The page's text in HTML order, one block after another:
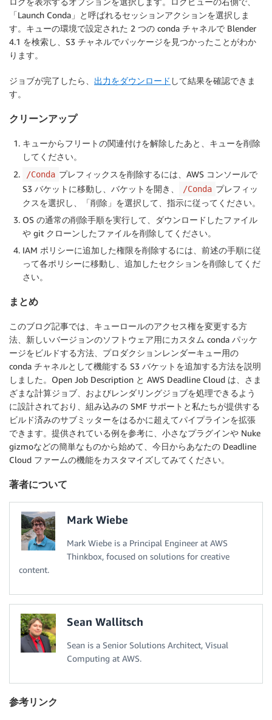
「Launch Conda」と呼ばれるセッションアクションを選択しま
す。キューの環境で設定された 2 つの conda チャネルで Blender
4.1 を検索し、S3 チャネルでパッケージを見つかったことがわか
ります。
ジョブが完了したら、 出力をダウンロード して結果を確認できま
す。
クリーンアップ
キューからフリートの関連付けを解除したあと、キューを削除
してください。
/Conda プレフィックスを削除するには、AWS コンソールで
S3 バケットに移動し、バケットを開き、
/Conda プレフィッ
クスを選択し、「削除」を選択して、指示に従ってください。
OS の通常の削除手順を実行して、ダウンロードしたファイル
や git クローンしたファイルを削除してください。
IAM ポリシーに追加した権限を削除するには、前述の手順に従
って各ポリシーに移動し、追加したセクションを削除してくだ
さい。
まとめ
このブログ記事では、キューロールのアクセス権を変更する方
法、新しいバージョンのソフトウェア用にカスタム conda パッケ
ージをビルドする方法、プロダクションレンダーキュー用の
conda チャネルとして機能する S3 バケットを追加する方法を説明
しました。Open Job Description と AWS Deadline Cloud は、さま
ざまな計算ジョブ、およびレンダリングジョブを処理できるよう
に設計されており、組み込みの SMF サポートと私たちが提供する
ビルド済みのサブミッターをはるかに超えてパイプラインを拡張
できます。提供されている例を参考に、小さなプラグインや Nuke
gizmoなどの簡単なものから始めて、今日からあなたの Deadline
Cloud ファームの機能をカスタマイズしてみてください。
著者について
Mark Wiebe
Mark Wiebe is a Principal Engineer at AWS
Thinkbox, focused on solutions for creative
content.
Sean Wallitsch
Sean is a Senior Solutions Architect, Visual
Computing at AWS.
参考リンク